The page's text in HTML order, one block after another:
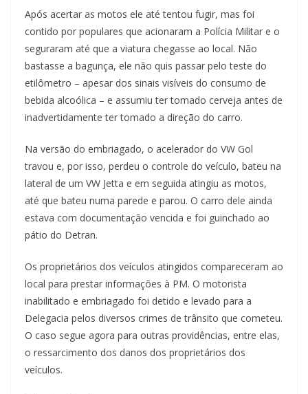
Após acertar as motos ele até tentou fugir, mas foi
contido por populares que acionaram a Polícia Militar e o
seguraram até que a viatura chegasse ao local. Não
bastasse a bagunça, ele não quis passar pelo teste do
etilômetro – apesar dos sinais visíveis do consumo de
bebida alcoólica – e assumiu ter tomado cerveja antes de
inadvertidamente ter tomado a direção do carro.
Na versão do embriagado, o acelerador do VW Gol
travou e, por isso, perdeu o controle do veículo, bateu na
lateral de um VW Jetta e em seguida atingiu as motos,
até que bateu numa parede e parou. O carro dele ainda
estava com documentação vencida e foi guinchado ao
pátio do Detran.
Os proprietários dos veículos atingidos compareceram ao
local para prestar informações à PM. O motorista
inabilitado e embriagado foi detido e levado para a
Delegacia pelos diversos crimes de trânsito que cometeu.
O caso segue agora para outras providências, entre elas,
o ressarcimento dos danos dos proprietários dos
veículos.